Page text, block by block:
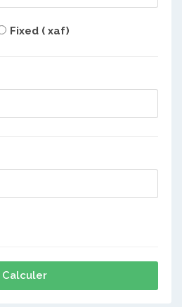
Fixed ( xaf)
Calculer